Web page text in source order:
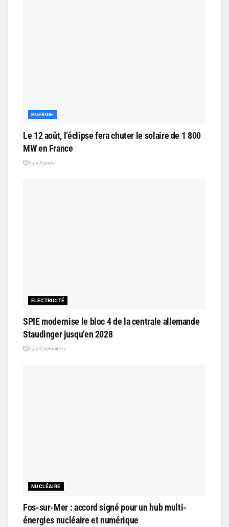
ENERGIE
Le 12 août, l’éclipse fera chuter le solaire de 1 800
MW en France
il y a 4 jours
ELECTRICITÉ
SPIE modernise le bloc 4 de la centrale allemande
Staudinger jusqu’en 2028
il y a 2 semaines
NUCLÉAIRE
Fos-sur-Mer : accord signé pour un hub multi-
énergies nucléaire et numérique